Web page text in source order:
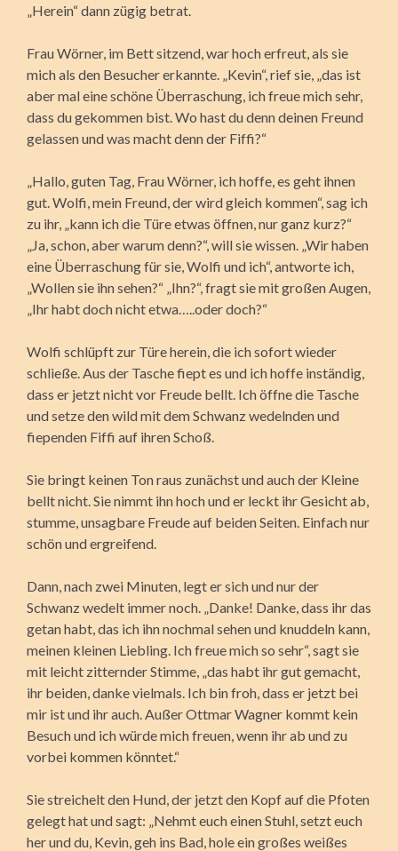
„Herein“ dann zügig betrat.
Frau Wörner, im Bett sitzend, war hoch erfreut, als sie
mich als den Besucher erkannte. „Kevin“, rief sie, „das ist
aber mal eine schöne Überraschung, ich freue mich sehr,
dass du gekommen bist. Wo hast du denn deinen Freund
gelassen und was macht denn der Fiffi?“
„Hallo, guten Tag, Frau Wörner, ich hoffe, es geht ihnen
gut. Wolfi, mein Freund, der wird gleich kommen“, sag ich
zu ihr, „kann ich die Türe etwas öffnen, nur ganz kurz?“
„Ja, schon, aber warum denn?“, will sie wissen. „Wir haben
eine Überraschung für sie, Wolfi und ich“, antworte ich,
„Wollen sie ihn sehen?“ „Ihn?“, fragt sie mit großen Augen,
„Ihr habt doch nicht etwa…..oder doch?“
Wolfi schlüpft zur Türe herein, die ich sofort wieder
schließe. Aus der Tasche fiept es und ich hoffe inständig,
dass er jetzt nicht vor Freude bellt. Ich öffne die Tasche
und setze den wild mit dem Schwanz wedelnden und
fiependen Fiffi auf ihren Schoß.
Sie bringt keinen Ton raus zunächst und auch der Kleine
bellt nicht. Sie nimmt ihn hoch und er leckt ihr Gesicht ab,
stumme, unsagbare Freude auf beiden Seiten. Einfach nur
schön und ergreifend.
Dann, nach zwei Minuten, legt er sich und nur der
Schwanz wedelt immer noch. „Danke! Danke, dass ihr das
getan habt, das ich ihn nochmal sehen und knuddeln kann,
meinen kleinen Liebling. Ich freue mich so sehr“, sagt sie
mit leicht zitternder Stimme, „das habt ihr gut gemacht,
ihr beiden, danke vielmals. Ich bin froh, dass er jetzt bei
mir ist und ihr auch. Außer Ottmar Wagner kommt kein
Besuch und ich würde mich freuen, wenn ihr ab und zu
vorbei kommen könntet.“
Sie streichelt den Hund, der jetzt den Kopf auf die Pfoten
gelegt hat und sagt: „Nehmt euch einen Stuhl, setzt euch
her und du, Kevin, geh ins Bad, hole ein großes weißes